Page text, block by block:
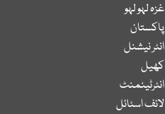
غزہ لہو لہو
پاکستان
انٹر نیشنل
کھیل
انٹرٹینمنٹ
لائف اسٹائل